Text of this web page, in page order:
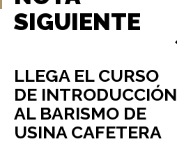
SIGUIENTE
LLEGA EL CURSO
DE INTRODUCCIÓN
AL BARISMO DE
USINA CAFETERA